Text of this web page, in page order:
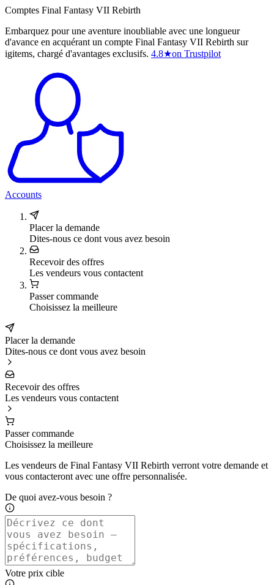
Comptes Final Fantasy VII Rebirth
Embarquez pour une aventure inoubliable avec une longueur
d'avance en acquérant un compte Final Fantasy VII Rebirth sur
igitems, chargé d'avantages exclusifs. 4.8★on Trustpilot
Accounts
Placer la demande
Dites-nous ce dont vous avez besoin
Recevoir des offres
Les vendeurs vous contactent
Passer commande
Choisissez la meilleure
Placer la demande
Dites-nous ce dont vous avez besoin
Recevoir des offres
Les vendeurs vous contactent
Passer commande
Choisissez la meilleure
Les vendeurs de Final Fantasy VII Rebirth verront votre demande et
vous contacteront avec une offre personnalisée.
De quoi avez-vous besoin ?
Votre prix cible